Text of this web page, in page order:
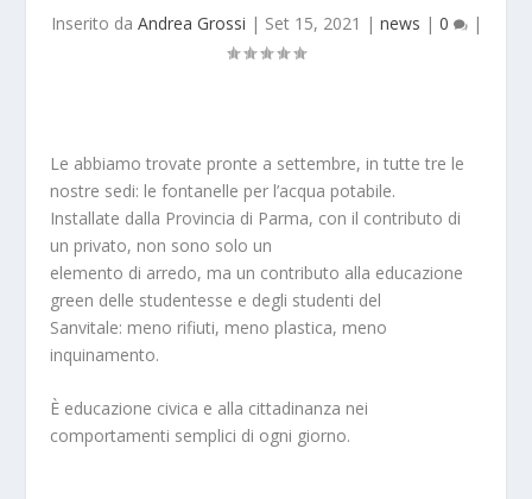
Inserito da Andrea Grossi | Set 15, 2021 | news | 0 |
Le abbiamo trovate pronte a settembre, in tutte tre le
nostre sedi: le fontanelle per l’acqua potabile.
Installate dalla Provincia di Parma, con il contributo di
un privato, non sono solo un
elemento di arredo, ma un contributo alla educazione
green delle studentesse e degli studenti del
Sanvitale: meno rifiuti, meno plastica, meno
inquinamento.
È educazione civica e alla cittadinanza nei
comportamenti semplici di ogni giorno.